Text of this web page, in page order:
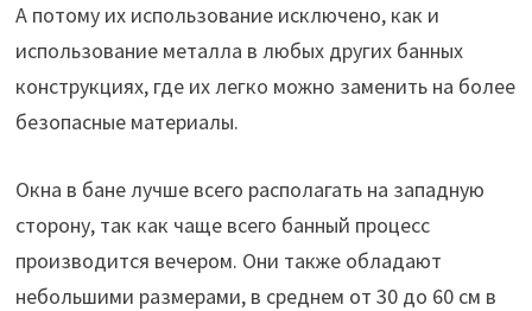
А потому их использование исключено, как и
использование металла в любых других банных
конструкциях, где их легко можно заменить на более
безопасные материалы.
Окна в бане лучше всего располагать на западную
сторону, так как чаще всего банный процесс
производится вечером. Они также обладают
небольшими размерами, в среднем от 30 до 60 см в